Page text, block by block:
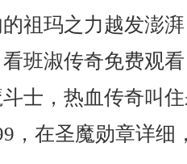
祖玛之力越发澎
班淑传奇免费观
士，热血传奇叫
，在圣魔勋章详细